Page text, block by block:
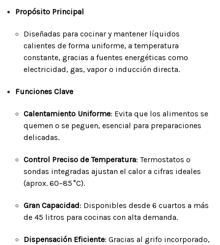
Propósito Principal
Diseñadas para cocinar y mantener líquidos
calientes de forma uniforme, a temperatura
constante, gracias a fuentes energéticas como
electricidad, gas, vapor o inducción directa.
Funciones Clave
Calentamiento Uniforme: Evita que los alimentos se
quemen o se peguen, esencial para preparaciones
delicadas.
Control Preciso de Temperatura: Termostatos o
sondas integradas ajustan el calor a cifras ideales
(aprox. 60–85 °C).
Gran Capacidad: Disponibles desde 6 cuartos a más
de 45 litros para cocinas con alta demanda.
Dispensación Eficiente: Gracias al grifo incorporado,